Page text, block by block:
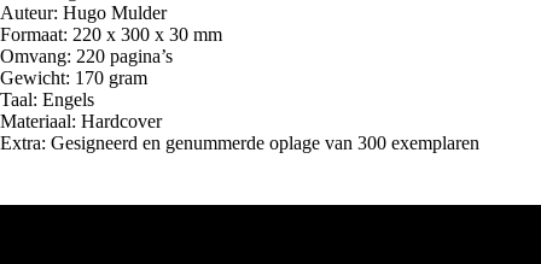
Auteur: Hugo Mulder
Formaat: 220 x 300 x 30 mm
Omvang: 220 pagina’s
Gewicht: 170 gram
Taal: Engels
Materiaal: Hardcover
Extra: Gesigneerd en genummerde oplage van 300 exemplaren